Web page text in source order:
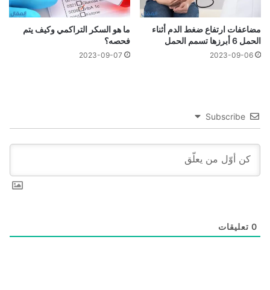
مضاعفات ارتفاع ضغط الدم أثناء
الحمل 6 أبرزها تسمم الحمل
2023-09-06
ما هو السكر التراكمي وكيف يتم
فحصه؟
2023-09-07
Subscribe
0 تعليقات